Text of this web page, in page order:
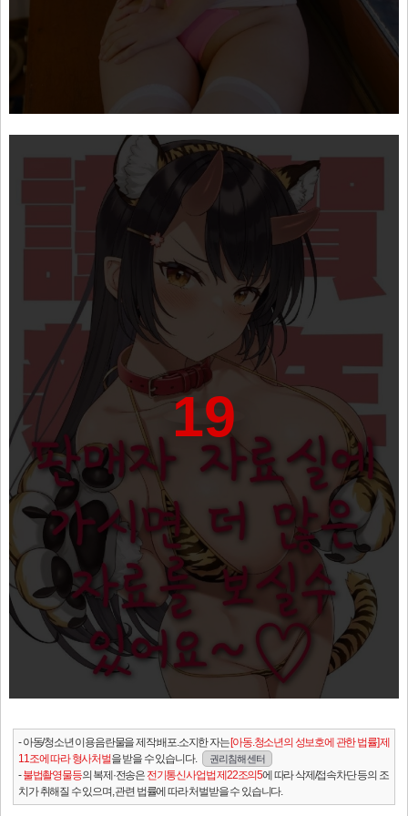
19
- 아동/청소년 이용음란물을 제작.배포.소지한 자는[아동.청소년의 성보호에 관한 법률] 제
11조에 따라 형사처벌을 받을 수 있습니다. 권리침해 센터
-불법촬영물등의 복제·전송은 전기통신사업법 제22조의5에 따라 삭제/접속차단 등의 조
치가 취해질 수 있으며, 관련 법률에 따라 처벌받을 수 있습니다.